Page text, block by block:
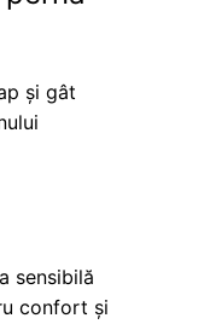
și gât
sensibilă
confort și